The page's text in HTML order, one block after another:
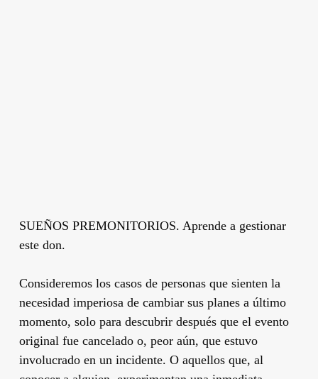
SUEÑOS PREMONITORIOS. Aprende a gestionar
este don.
Consideremos los casos de personas que sienten la
necesidad imperiosa de cambiar sus planes a último
momento, solo para descubrir después que el evento
original fue cancelado o, peor aún, que estuvo
involucrado en un incidente. O aquellos que, al